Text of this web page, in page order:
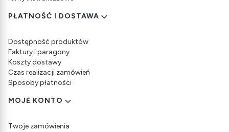
PŁATNOŚĆ I DOSTAWA
Dostępność produktów
Faktury i paragony
Koszty dostawy
Czas realizacji zamówień
Sposoby płatności
MOJE KONTO
Twoje zamówienia